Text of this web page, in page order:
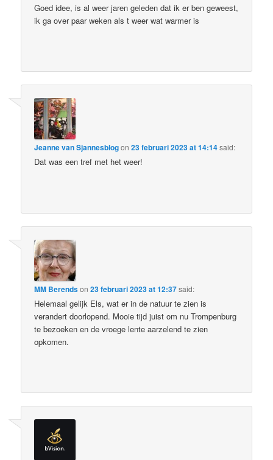
Goed idee, is al weer jaren geleden dat ik er ben geweest,
ik ga over paar weken als t weer wat warmer is
Jeanne van Sjannesblogon23 februari 2023 at 14:14said:
Dat was een tref met het weer!
MM Berendson23 februari 2023 at 12:37said:
Helemaal gelijk Els, wat er in de natuur te zien is
verandert doorlopend. Mooie tijd juist om nu Trompenburg
te bezoeken en de vroege lente aarzelend te zien
opkomen.